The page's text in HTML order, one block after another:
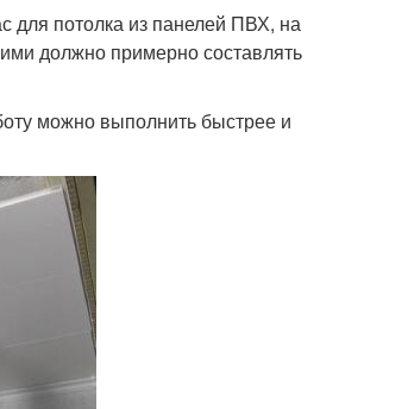
для потолка из панелей ПВХ, на
должно примерно составлять
можно выполнить быстрее и